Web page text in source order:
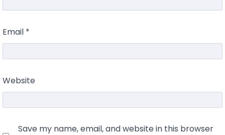
Email *
Website
Save my name, email, and website in this browser